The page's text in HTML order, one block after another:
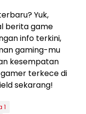
Yuk,
berita game
info terkini,
gaming-mu
kesempatan
terkece di
sekarang!
1